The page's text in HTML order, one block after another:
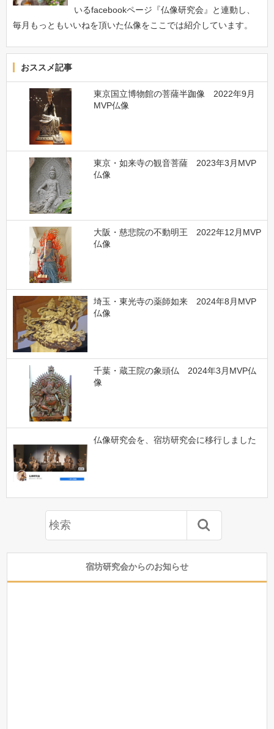
いるfacebookページ『仏像研究会』と連動し、
毎月もっともいいねを頂いた仏像をここでは紹介しています。
おススメ記事
東京国立博物館の菩薩半跏像 2022年9月
MVP仏像
東京・如来寺の観音菩薩 2023年3月MVP
仏像
大阪・慈悲院の不動明王 2022年12月MVP
仏像
埼玉・東光寺の薬師如来 2024年8月MVP
仏像
千葉・蔵王院の象頭仏 2024年3月MVP仏
像
仏像研究会を、宿坊研究会に移行しました
宿坊研究会からのお知らせ